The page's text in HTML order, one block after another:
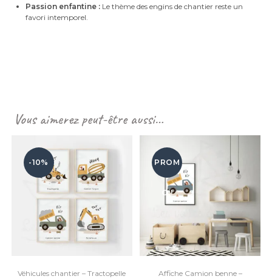
Passion enfantine : Le thème des engins de chantier reste un
favori intemporel.
Vous aimerez peut-être aussi…
-10%
Véhicules chantier – Tractopelle
PROM
O !
Affiche Camion benne –